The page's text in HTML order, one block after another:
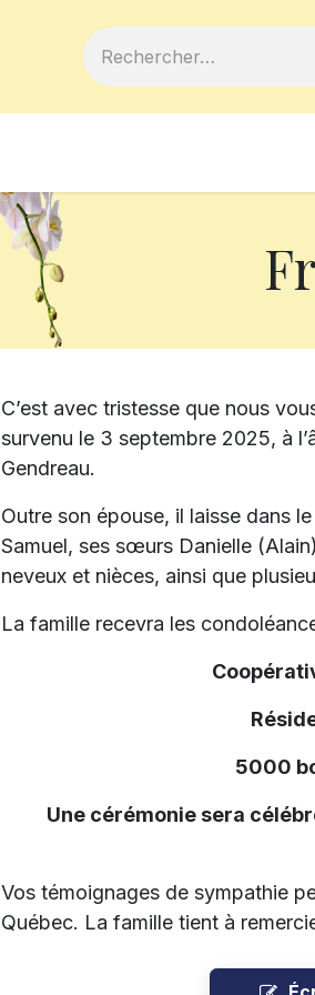
C’est avec tristesse que nous
survenu le 3 septembre 2025, à
Gendreau.
Outre son épouse, il laisse dans
Samuel, ses sœurs Danielle
neveux et nièces, ainsi que
La famille recevra les
5000
Une cérémonie sera
Vos témoignages de sympathie
Québec. La famille tient à